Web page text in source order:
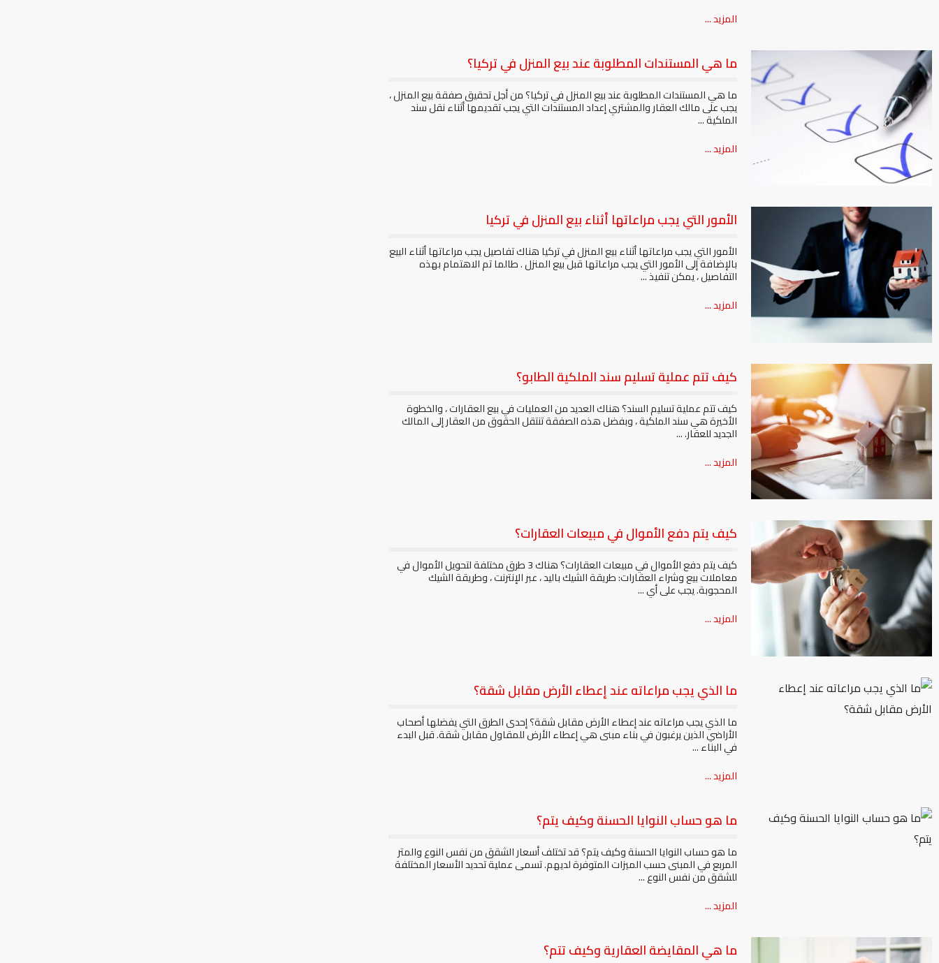
المزيد ...
ما هي المستندات المطلوبة عند بيع المنزل في تركيا؟
ما هي المستندات المطلوبة عند بيع المنزل في تركيا؟ من أجل تحقيق صفقة بيع المنزل ،
يجب على مالك العقار والمشتري إعداد المستندات التي يجب تقديمها أثناء نقل سند
الملكية ...
المزيد ...
الأمور التي يجب مراعاتها أثناء بيع المنزل في تركيا
الأمور التي يجب مراعاتها أثناء بيع المنزل في تركيا هناك تفاصيل يجب مراعاتها أثناء البيع
بالإضافة إلى الأمور التي يجب مراعاتها قبل بيع المنزل . طالما تم الاهتمام بهذه
التفاصيل ، يمكن تنفيذ ...
المزيد ...
كيف تتم عملية تسليم سند الملكية الطابو؟
كيف تتم عملية تسليم السند؟ هناك العديد من العمليات في بيع العقارات ، والخطوة
الأخيرة هي سند الملكية ، وبفضل هذه الصفقة تنتقل الحقوق من العقار إلى المالك
الجديد للعقار. ...
المزيد ...
كيف يتم دفع الأموال في مبيعات العقارات؟
كيف يتم دفع الأموال في مبيعات العقارات؟ هناك 3 طرق مختلفة لتحويل الأموال في
معاملات بيع وشراء العقارات: طريقة الشيك باليد ، عبر الإنترنت ، وطريقة الشيك
المحجوبة. يجب على أي ...
المزيد ...
ما الذي يجب مراعاته عند إعطاء الأرض مقابل شقة؟
ما الذي يجب مراعاته عند إعطاء الأرض مقابل شقة؟ إحدى الطرق التي يفضلها أصحاب
الأراضي الذين يرغبون في بناء مبنى هي إعطاء الأرض للمقاول مقابل شقة. قبل البدء
في البناء ...
المزيد ...
ما هو حساب النوايا الحسنة وكيف يتم؟
ما هو حساب النوايا الحسنة وكيف يتم؟ قد تختلف أسعار الشقق من نفس النوع والمتر
المربع في المبنى حسب الميزات المتوفرة لديهم. تسمى عملية تحديد الأسعار المختلفة
للشقق من نفس النوع ...
المزيد ...
ما هي المقايضة العقارية وكيف تتم؟